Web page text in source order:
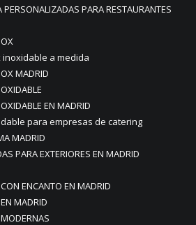
PARA RESTAURANTES
a medida
MADRID
EN MADRID
para empresas de catering
MADRID
PARA EXTERIORES EN MADRID
ENCANTO EN MADRID
MADRID